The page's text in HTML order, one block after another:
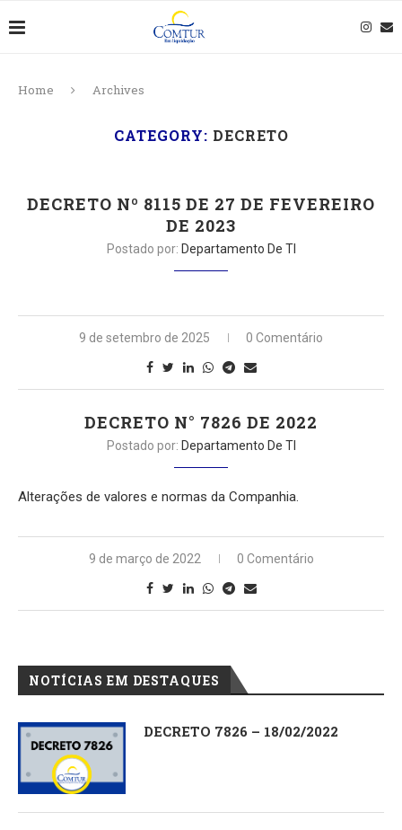
Home Archives
CATEGORY: DECRETO
DECRETO Nº 8115 DE 27 DE FEVEREIRO
DE 2023
Postado por: Departamento De TI
9 de setembro de 2025 0 Comentário
DECRETO N° 7826 DE 2022
Postado por: Departamento De TI
Alterações de valores e normas da Companhia.
9 de março de 2022 0 Comentário
NOTÍCIAS EM DESTAQUES
DECRETO 7826 – 18/02/2022